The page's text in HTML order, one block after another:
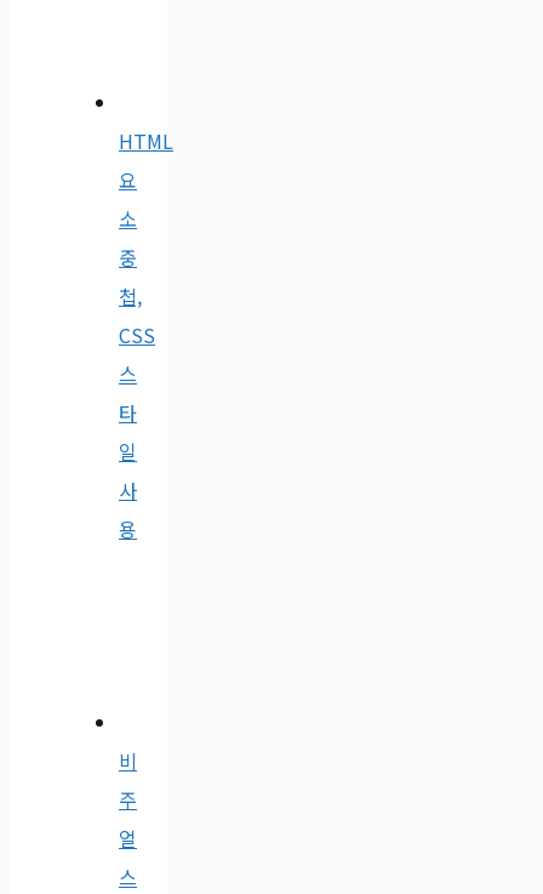
HTML
요
소
중
첩,
CSS
스
타
일
사
용
비
주
얼
스